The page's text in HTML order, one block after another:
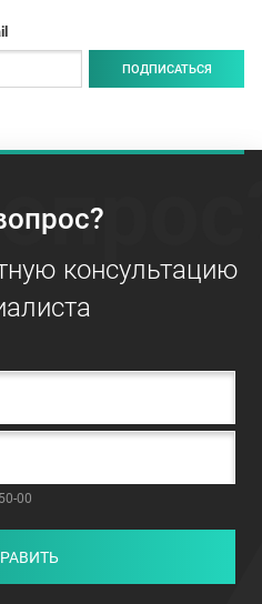
ПОДПИСАТЬСЯ
консультацию
00